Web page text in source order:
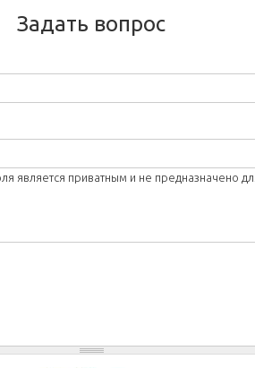
Задать вопрос
является приватным и не предназначено